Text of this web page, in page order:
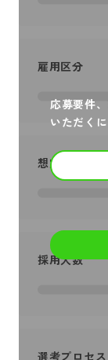
応募要件
いただく
雇用区分
想定年収
採用人数
選考プロセス